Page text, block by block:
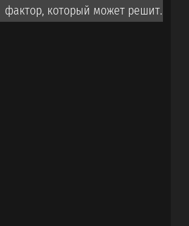
фактор, который может решить